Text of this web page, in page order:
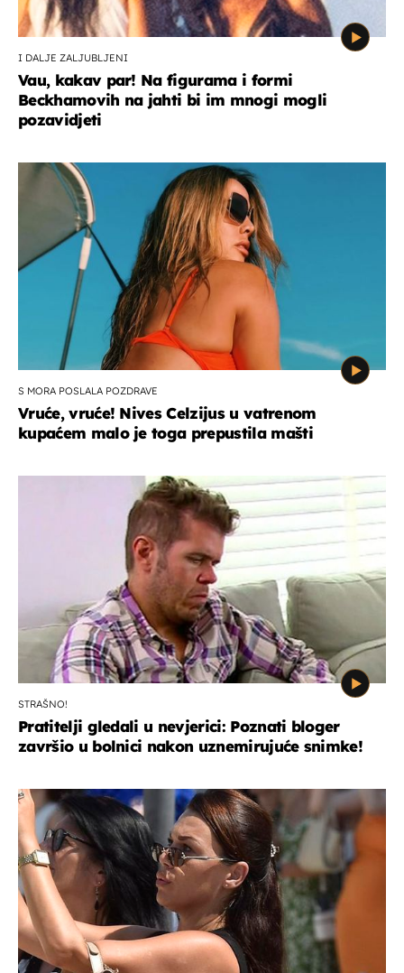
I DALJE ZALJUBLJENI
Vau, kakav par! Na figurama i formi
Beckhamovih na jahti bi im mnogi mogli
pozavidjeti
S MORA POSLALA POZDRAVE
Vruće, vruće! Nives Celzijus u vatrenom
kupaćem malo je toga prepustila mašti
STRAŠNO!
Pratitelji gledali u nevjerici: Poznati bloger
završio u bolnici nakon uznemirujuće snimke!